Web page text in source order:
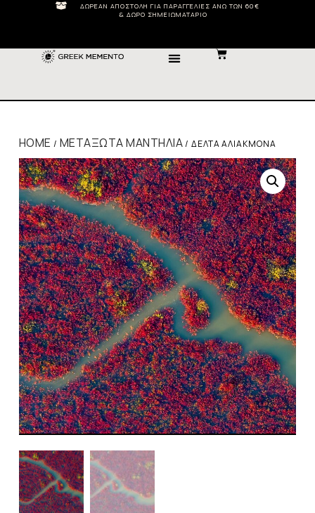
ΔΩΡΕΆΝ ΑΠΟΣΤΟΛΉ ΓΙΑ ΠΑΡΑΓΓΕΛΊΕΣ ΆΝΩ ΤΩΝ 60€
& ΔΏΡΟ ΣΗΜΕΙΩΜΑΤΆΡΙΟ
HOME / ΜΕΤΑΞΩΤΆ ΜΑΝΤΉΛΙΑ/ ΔΈΛΤΑ ΑΛΙΆΚΜΟΝΑ